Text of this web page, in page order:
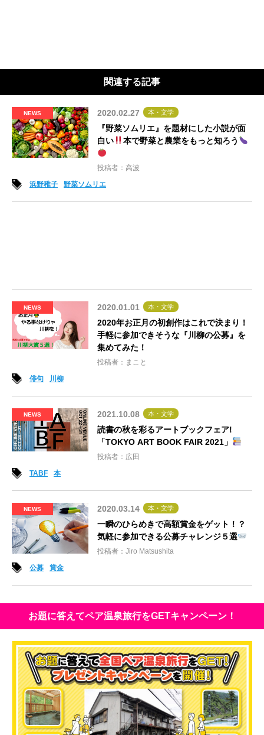
関連する記事
NEWS 2020.02.27 本・文学
『野菜ソムリエ』を題材にした小説が面
白い
本で野菜と農業をもっと知ろう
投稿者：高波
浜野稚子
野菜ソムリエ
NEWS 2020.01.01 本・文学
2020年お正月の初創作はこれで決まり！
手軽に参加できそうな『川柳の公募』を
集めてみた！
投稿者：まこと
俳句
川柳
NEWS 2021.10.08 本・文学
読書の秋を彩るアートブックフェア!
「TOKYO ART BOOK FAIR 2021」
投稿者：広田
TABF
本
NEWS 2020.03.14 本・文学
一瞬のひらめきで高額賞金をゲット！？
気軽に参加できる公募チャレンジ５選
投稿者：Jiro Matsushita
公募
賞金
お題に答えてペア温泉旅行をGETキャンペーン！